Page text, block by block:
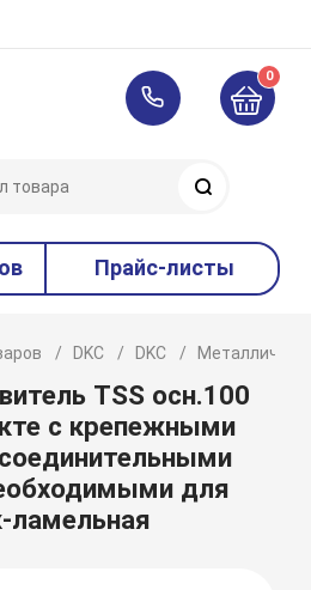
0
Прайс-листы
DKC DKC
TSS осн.100
с крепежными
для
ламельная